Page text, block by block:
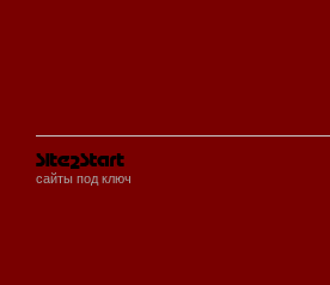
сайты под ключ